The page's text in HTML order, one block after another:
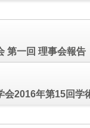
第一回 理事会報告
会2016年第15回学